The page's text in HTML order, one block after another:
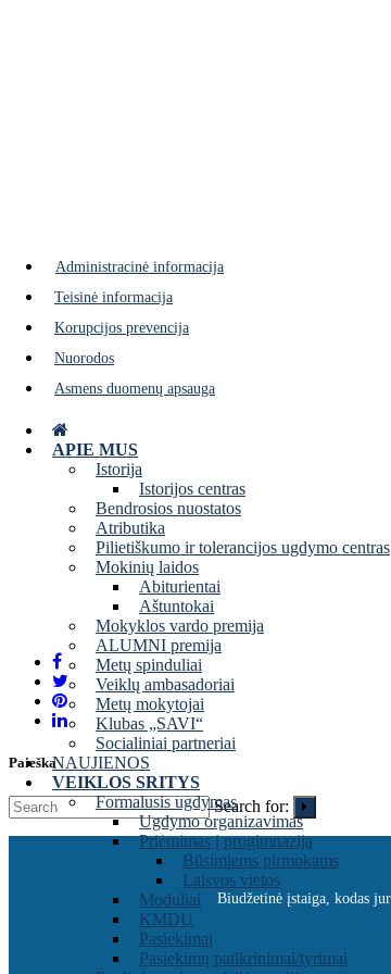
Administracinė informacija
Teisinė informacija
Korupcijos prevencija
Nuorodos
Asmens duomenų apsauga
APIE MUS
Istorija
Istorijos centras
Bendrosios nuostatos
Atributika
Pilietiškumo ir tolerancijos ugdymo centras
Mokinių laidos
Abiturientai
Aštuntokai
Mokyklos vardo premija
ALUMNI premija
Metų spinduliai
Veiklų ambasadoriai
Metų mokytojai
Klubas „SAVI“
Socialiniai partneriai
NAUJIENOS
VEIKLOS SRITYS
Formalusis ugdymas
Ugdymo organizavimas
Priėmimas į progimnaziją
Būsimiems pirmokams
Laisvos vietos
Moduliai
KMDU
Pasiekimai
Pasiekimų patikrinimai/tyrimai
Paieška
Search for:
Biudžetinė įstaiga, kodas